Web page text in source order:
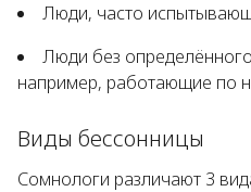
Люди, часто
Люди без
например, работающие по
Виды бессонницы
Сомнологи различают 3